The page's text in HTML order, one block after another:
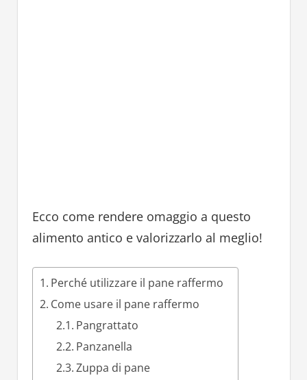
Ecco come rendere omaggio a questo
alimento antico e valorizzarlo al meglio!
Perché utilizzare il pane raffermo
Come usare il pane raffermo
Pangrattato
Panzanella
Zuppa di pane